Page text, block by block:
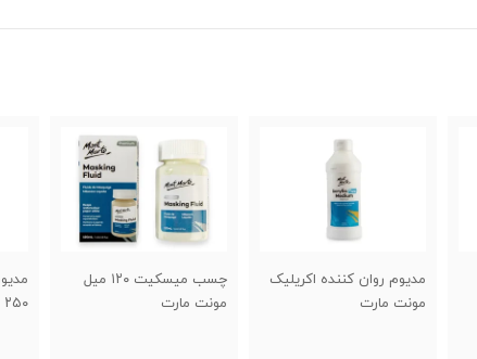
چسب میسکیت ۱۲۰ میل
مونت مارت
مدیوم براق اکریلیک وستا
۲۵۰ میل
هولبین